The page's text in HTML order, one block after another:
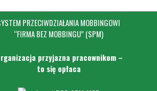
PRZECIWDZIAŁANIA MOBBINGOWI
“FIRMA BEZ MOBBINGU” (SPM)
przyjazna pracownikom –
to się opłaca